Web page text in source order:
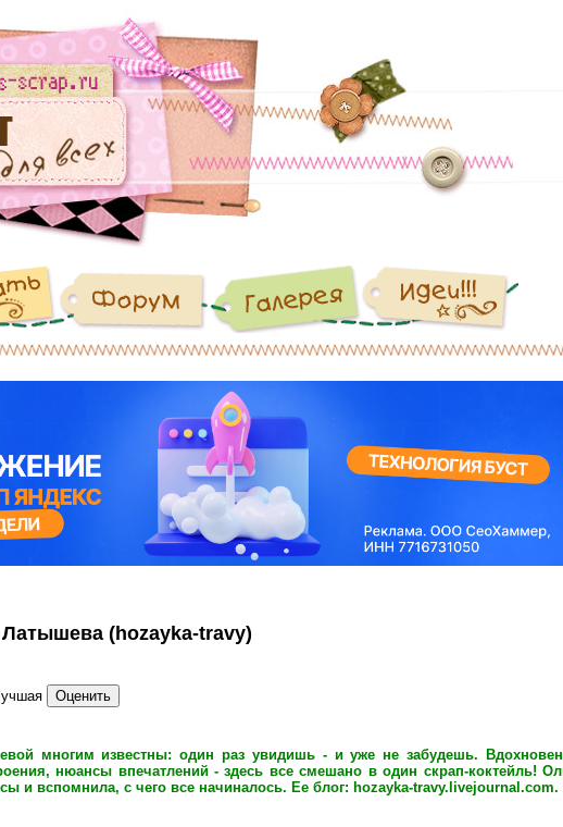
(hozayka-travy)
многим известны: один раз увидишь - и уже не забудешь.
нюансы впечатлений - здесь все смешано в один скрап-коктейль!
и вспомнила, с чего все начиналось. Ее блог: hozayka-travy.livejournal.com.